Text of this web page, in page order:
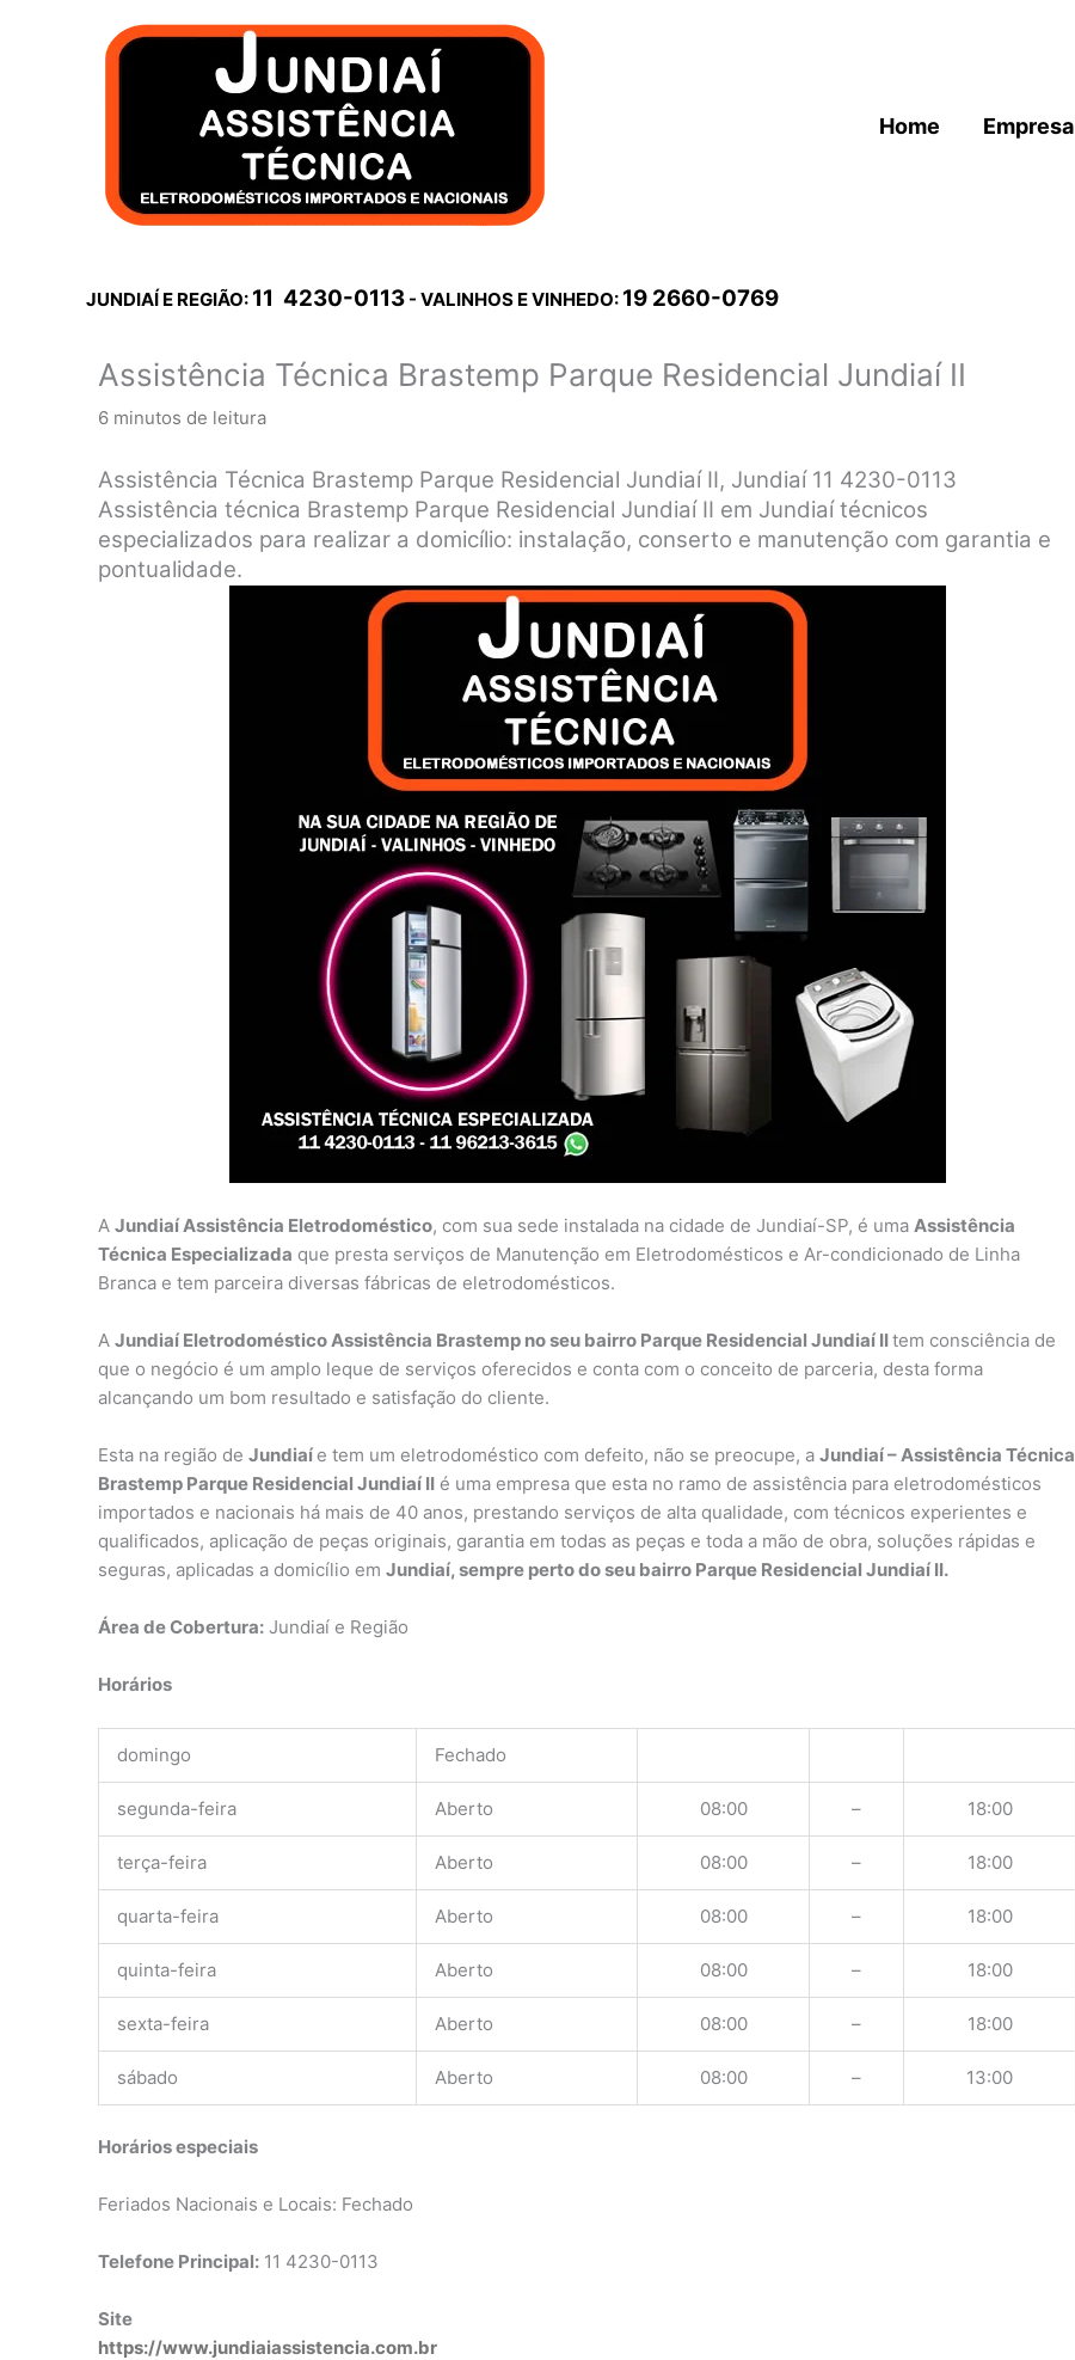
Home Empresa
JUNDIAÍ E REGIÃO: 11 4230-0113 - VALINHOS E VINHEDO: 19 2660-0769
Assistência Técnica Brastemp Parque Residencial Jundiaí II
6 minutos de leitura
Assistência Técnica Brastemp Parque Residencial Jundiaí II, Jundiaí 11 4230-0113
Assistência técnica Brastemp Parque Residencial Jundiaí II em Jundiaí técnicos
especializados para realizar a domicílio: instalação, conserto e manutenção com garantia e
pontualidade.
A Jundiaí Assistência Eletrodoméstico, com sua sede instalada na cidade de Jundiaí-SP, é uma Assistência
Técnica Especializada que presta serviços de Manutenção em Eletrodomésticos e Ar-condicionado de Linha
Branca e tem parceira diversas fábricas de eletrodomésticos.
A Jundiaí Eletrodoméstico Assistência Brastemp no seu bairro Parque Residencial Jundiaí IItem consciência de
que o negócio é um amplo leque de serviços oferecidos e conta com o conceito de parceria, desta forma
alcançando um bom resultado e satisfação do cliente.
Esta na região de Jundiaí e tem um eletrodoméstico com defeito, não se preocupe, a Jundiaí – Assistência Técnica
Brastemp Parque Residencial Jundiaí II é uma empresa que esta no ramo de assistência para eletrodomésticos
importados e nacionais há mais de 40 anos, prestando serviços de alta qualidade, com técnicos experientes e
qualificados, aplicação de peças originais, garantia em todas as peças e toda a mão de obra, soluções rápidas e
seguras, aplicadas a domicílio em Jundiaí, sempre perto do seu bairro Parque Residencial Jundiaí II.
Área de Cobertura: Jundiaí e Região
Horários
domingo Fechado
segunda-feira Aberto 08:00 – 18:00
terça-feira Aberto 08:00 – 18:00
quarta-feira Aberto 08:00 – 18:00
quinta-feira Aberto 08:00 – 18:00
sexta-feira Aberto 08:00 – 18:00
sábado Aberto 08:00 – 13:00
Horários especiais
Feriados Nacionais e Locais: Fechado
Telefone Principal: 11 4230-0113
Site
https://www.jundiaiassistencia.com.br